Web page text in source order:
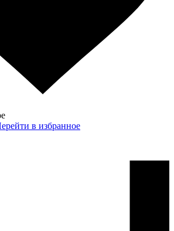
в избранное